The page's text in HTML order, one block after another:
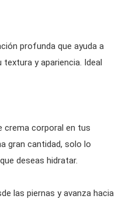
profunda que ayuda a
textura y apariencia. Ideal
crema corporal en tus
gran cantidad, solo lo
deseas hidratar.
las piernas y avanza hacia